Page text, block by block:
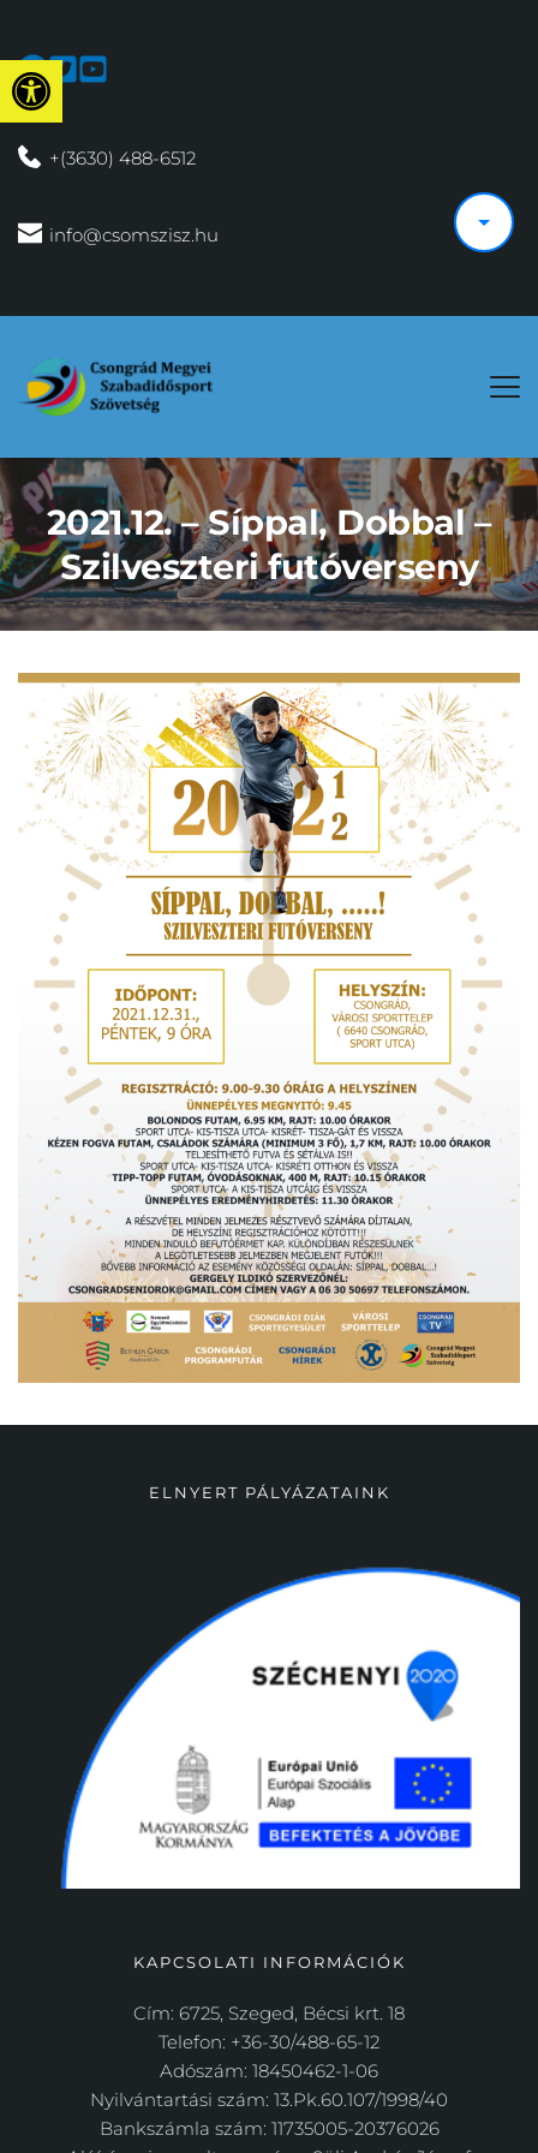
Eszköztár megnyitása
+(3630) 488-6512
info@csomszisz.hu
2021.12. – Síppal, Dobbal –
Szilveszteri futóverseny
ELNYERT PÁLYÁZATAINK
KAPCSOLATI INFORMÁCIÓK
Cím: 6725, Szeged, Bécsi krt. 18
Telefon: +36-30/488-65-12
Adószám: 18450462-1-06
Nyilvántartási szám: 13.Pk.60.107/1998/40
Bankszámla szám: 11735005-20376026